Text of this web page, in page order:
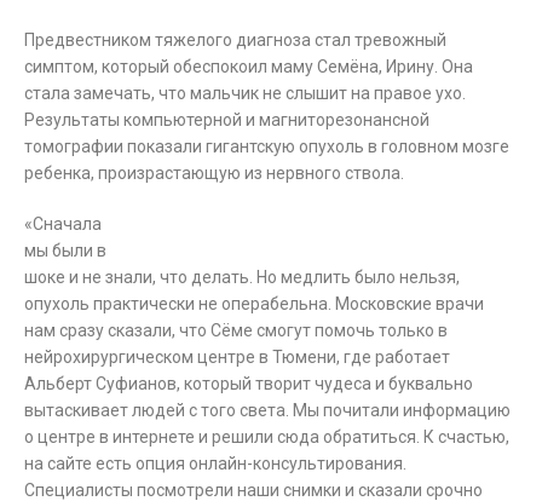
Предвестником тяжелого диагноза стал тревожный
симптом, который обеспокоил маму Семёна, Ирину. Она
стала замечать, что мальчик не слышит на правое ухо.
Результаты компьютерной и магниторезонансной
томографии показали гигантскую опухоль в головном мозге
ребенка, произрастающую из нервного ствола.
«Сначала
мы были в
шоке и не знали, что делать. Но медлить было нельзя,
опухоль практически не операбельна. Московские врачи
нам сразу сказали, что Сёме смогут помочь только в
нейрохирургическом центре в Тюмени, где работает
Альберт Суфианов, который творит чудеса и буквально
вытаскивает людей с того света. Мы почитали информацию
о центре в интернете и решили сюда обратиться. К счастью,
на сайте есть опция онлайн-консультирования.
Специалисты посмотрели наши снимки и сказали срочно